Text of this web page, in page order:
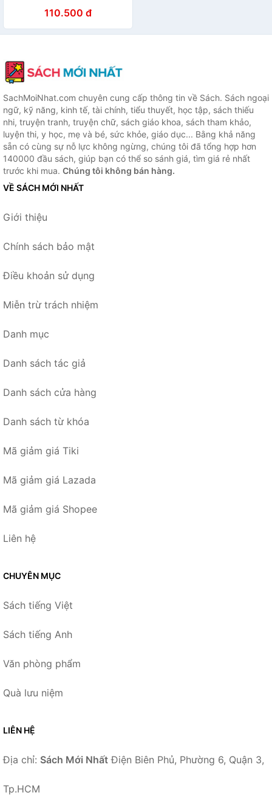
110.500 đ
SachMoiNhat.com chuyên cung cấp thông tin về Sách. Sách ngoại
ngữ, kỹ năng, kinh tế, tài chính, tiểu thuyết, học tập, sách thiếu
nhi, truyện tranh, truyện chữ, sách giáo khoa, sách tham khảo,
luyện thi, y học, mẹ và bé, sức khỏe, giáo dục... Bằng khả năng
sẵn có cùng sự nỗ lực không ngừng, chúng tôi đã tổng hợp hơn
140000 đầu sách, giúp bạn có thể so sánh giá, tìm giá rẻ nhất
trước khi mua. Chúng tôi không bán hàng.
VỀ SÁCH MỚI NHẤT
Giới thiệu
Chính sách bảo mật
Điều khoản sử dụng
Miễn trừ trách nhiệm
Danh mục
Danh sách tác giả
Danh sách cửa hàng
Danh sách từ khóa
Mã giảm giá Tiki
Mã giảm giá Lazada
Mã giảm giá Shopee
Liên hệ
CHUYÊN MỤC
Sách tiếng Việt
Sách tiếng Anh
Văn phòng phẩm
Quà lưu niệm
LIÊN HỆ
Địa chỉ: Sách Mới Nhất Điện Biên Phủ, Phường 6, Quận 3,
Tp.HCM